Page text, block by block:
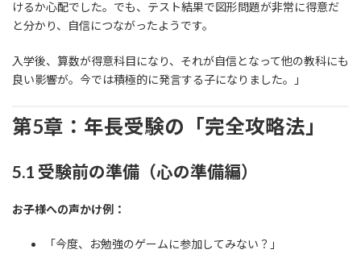
けるか心配でした。でも、テスト結果で図形問題が非常に得意だ
と分かり、自信につながったようです。
入学後、算数が得意科目になり、それが自信となって他の教科にも
良い影響が。今では積極的に発言する子になりました。」
第5章：年長受験の「完全攻略法」
5.1 受験前の準備（心の準備編）
お子様への声かけ例：
「今度、お勉強のゲームに参加してみない？」